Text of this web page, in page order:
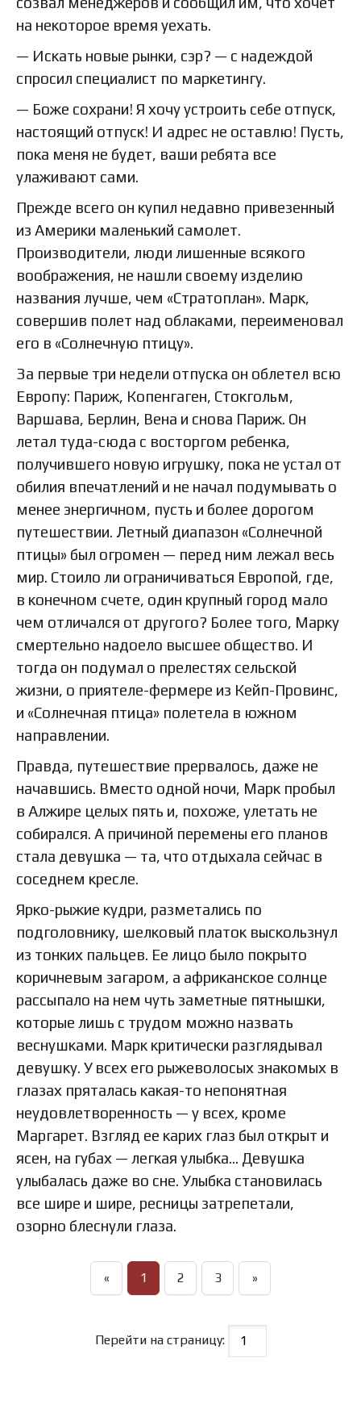
на некоторое время уехать.
— Искать новые рынки, сэр? — с надеждой
спросил специалист по маркетингу.
— Боже сохрани! Я хочу устроить себе отпуск,
настоящий отпуск! И адрес не оставлю! Пусть,
пока меня не будет, ваши ребята все
улаживают сами.
Прежде всего он купил недавно привезенный
из Америки маленький самолет.
Производители, люди лишенные всякого
воображения, не нашли своему изделию
названия лучше, чем «Стратоплан». Марк,
совершив полет над облаками, переименовал
его в «Солнечную птицу».
За первые три недели отпуска он облетел всю
Европу: Париж, Копенгаген, Стокгольм,
Варшава, Берлин, Вена и снова Париж. Он
летал туда-сюда с восторгом ребенка,
получившего новую игрушку, пока не устал от
обилия впечатлений и не начал подумывать о
менее энергичном, пусть и более дорогом
путешествии. Летный диапазон «Солнечной
птицы» был огромен — перед ним лежал весь
мир. Стоило ли ограничиваться Европой, где,
в конечном счете, один крупный город мало
чем отличался от другого? Более того, Марку
смертельно надоело высшее общество. И
тогда он подумал о прелестях сельской
жизни, о приятеле-фермере из Кейп-Провинс,
и «Солнечная птица» полетела в южном
направлении.
Правда, путешествие прервалось, даже не
начавшись. Вместо одной ночи, Марк пробыл
в Алжире целых пять и, похоже, улетать не
собирался. А причиной перемены его планов
стала девушка — та, что отдыхала сейчас в
соседнем кресле.
Ярко-рыжие кудри, разметались по
подголовнику, шелковый платок выскользнул
из тонких пальцев. Ее лицо было покрыто
коричневым загаром, а африканское солнце
рассыпало на нем чуть заметные пятнышки,
которые лишь с трудом можно назвать
веснушками. Марк критически разглядывал
девушку. У всех его рыжеволосых знакомых в
глазах пряталась какая-то непонятная
неудовлетворенность — у всех, кроме
Маргарет. Взгляд ее карих глаз был открыт и
ясен, на губах — легкая улыбка… Девушка
улыбалась даже во сне. Улыбка становилась
все шире и шире, ресницы затрепетали,
озорно блеснули глаза.
« 1 2 3 »
Перейти на страницу: